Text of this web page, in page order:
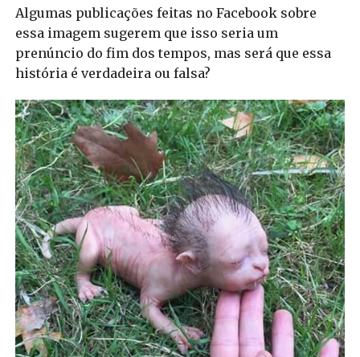
Algumas publicações feitas no Facebook sobre
essa imagem sugerem que isso seria um
prenúncio do fim dos tempos, mas será que essa
história é verdadeira ou falsa?